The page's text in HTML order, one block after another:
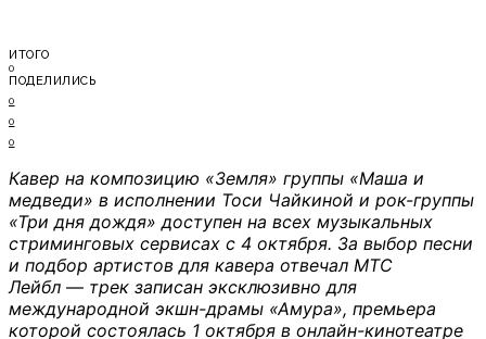
ИТОГО
0
ПОДЕЛИЛИСЬ
0
0
0
Кавер на композицию «Земля» группы «Маша и
медведи» в исполнении Тоси Чайкиной и рок-группы
«Три дня дождя» доступен на всех музыкальных
стриминговых сервисах с 4 октября. За выбор песни
и подбор артистов для кавера отвечал МТС
Лейбл — трек записан эксклюзивно для
международной экшн-драмы «Амура», премьера
которой состоялась 1 октября в онлайн-кинотеатре